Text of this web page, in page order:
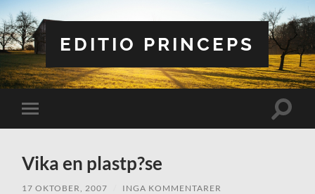
EDITIO PRINCEPS
Slå
på/av
Slå
Vika en plastp?se
17 OKTOBER, 2007 INGA KOMMENTARER